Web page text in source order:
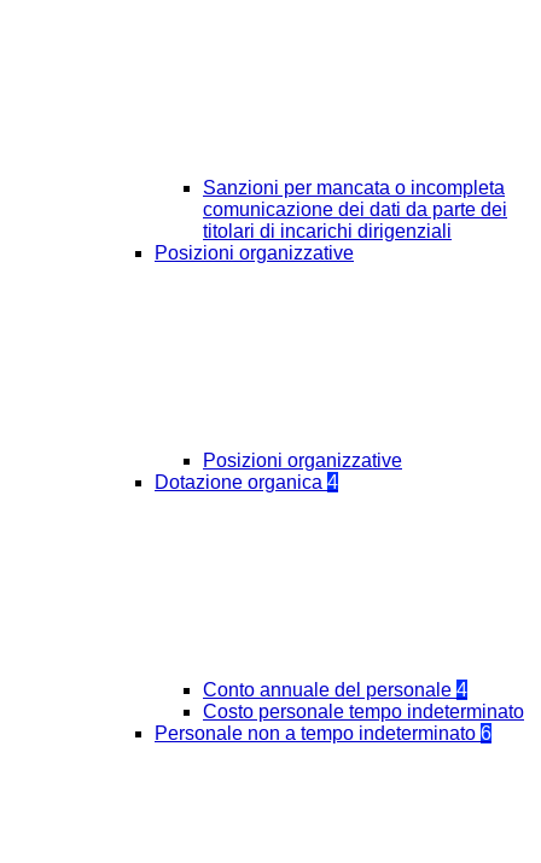
Sanzioni per mancata o incompleta
comunicazione dei dati da parte dei
titolari di incarichi dirigenziali
Posizioni organizzative
Posizioni organizzative
Dotazione organica 4
Conto annuale del personale 4
Costo personale tempo indeterminato
Personale non a tempo indeterminato 6